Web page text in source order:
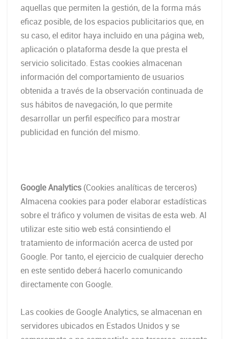
aquellas que permiten la gestión, de la forma más
eficaz posible, de los espacios publicitarios que, en
su caso, el editor haya incluido en una página web,
aplicación o plataforma desde la que presta el
servicio solicitado. Estas cookies almacenan
información del comportamiento de usuarios
obtenida a través de la observación continuada de
sus hábitos de navegación, lo que permite
desarrollar un perfil específico para mostrar
publicidad en función del mismo.
Google Analytics(Cookies analíticas de terceros)
Almacena cookies para poder elaborar estadísticas
sobre el tráfico y volumen de visitas de esta web. Al
utilizar este sitio web está consintiendo el
tratamiento de información acerca de usted por
Google. Por tanto, el ejercicio de cualquier derecho
en este sentido deberá hacerlo comunicando
directamente con Google.
Las cookies de Google Analytics, se almacenan en
servidores ubicados en Estados Unidos y se